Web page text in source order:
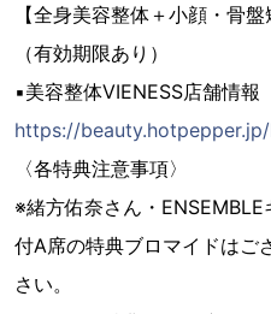
【全身美容整体＋小顔・骨
（有効期限あり）
▪️美容整体VIENESS店舗情報
https://
〈各特典注意事項〉
※緒方佑奈さん・
付A席の特典ブロマイドはご
さい。